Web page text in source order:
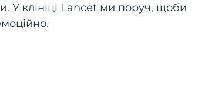
У клініці Lancet ми поруч, щоби